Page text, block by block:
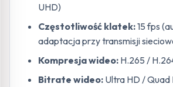
UHD)
Częstotliwość klatek:15 fps
adaptacja przy transmisji
Kompresja wideo: H.265 /
Bitrate wideo: Ultra HD / Quad